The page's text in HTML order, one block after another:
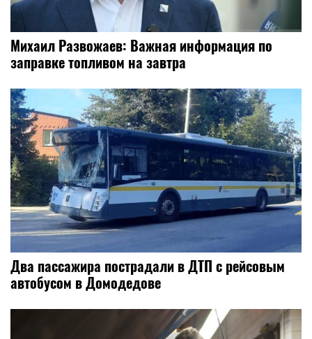
Михаил Развожаев: Важная информация по
заправке топливом на завтра
Два пассажира пострадали в ДТП с рейсовым
автобусом в Домодедове